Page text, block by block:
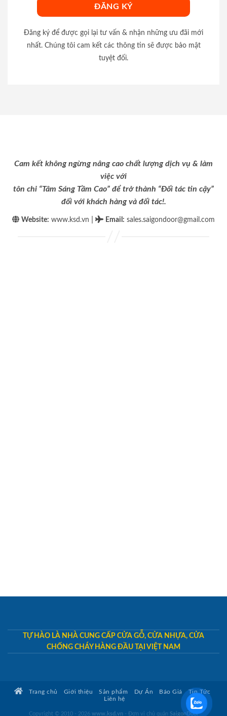
Đăng ký để được gọi lại tư vấn & nhận những ưu đãi mới
nhất. Chúng tôi cam kết các thông tin sẽ được bảo mật
tuyệt đối.
Cam kết không ngừng nâng cao chất lượng dịch vụ & làm
việc với
tôn chỉ “Tâm Sáng Tầm Cao” để trở thành “Đối tác tin cậy”
đối với khách hàng và đối tác!.
Website: www.ksd.vn Email : sales.saigondoor@gmail.com
TỰ HÀO LÀ NHÀ CUNG CẤP CỬA GỖ, CỬA NHỰA, CỬA
CHỐNG CHÁY HÀNG ĐẦU TẠI VIỆT NAM
Trang chủ Giới thiệu Sản phẩm Dự Án Báo Giá
Tin Tức
Liên hệ
Copyright © 2010 - 2026 www.ksd.vn- Đơn vị chủ quản SaigonDoor